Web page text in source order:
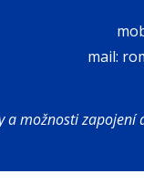
mail:
a možnosti zapojení